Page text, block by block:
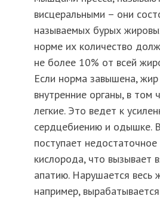
висцеральными – они
называемых бурых
норме их количество
не более 10% от всей
Если норма завышена, жир
внутренние органы, в том
легкие. Это ведет к
сердцебиению и одышке.
поступает недостаточное
кислорода, что вызывает
апатию. Нарушается весь
например,